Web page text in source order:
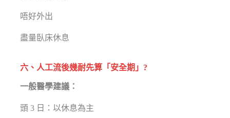
唔好外出
盡量臥床休息
六、人工流後幾耐先算「安全期」?
一般醫學建議：
頭 3 日：以休息為主